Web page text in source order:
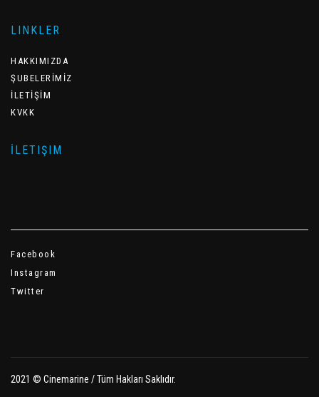
LINKLER
HAKKIMIZDA
ŞUBELERİMİZ
İLETİŞİM
KVKK
İLETIŞIM
Facebook
Instagram
Twitter
2021 © Cinemarine / Tüm Hakları Saklıdır.